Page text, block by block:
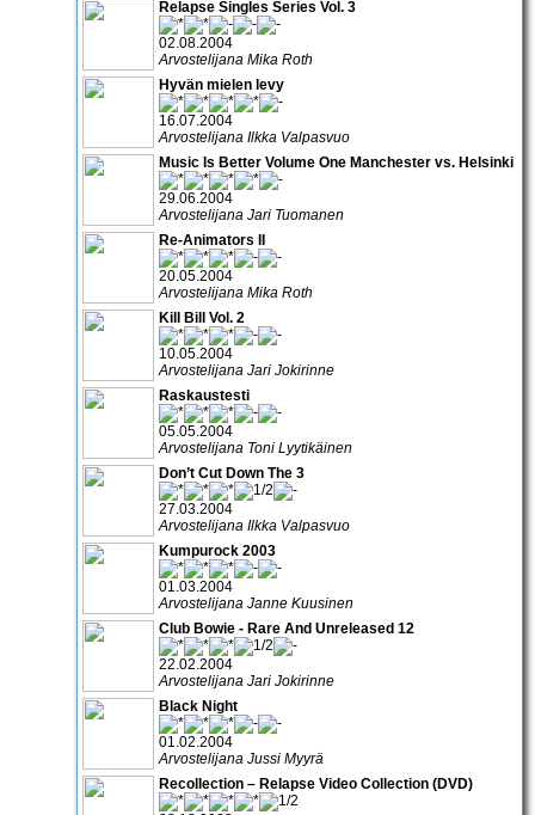
Relapse Singles Series Vol. 3
02.08.2004
Arvostelijana Mika Roth
Hyvän mielen levy
16.07.2004
Arvostelijana Ilkka Valpasvuo
Music Is Better Volume One Manchester vs. Helsinki
29.06.2004
Arvostelijana Jari Tuomanen
Re-Animators II
20.05.2004
Arvostelijana Mika Roth
Kill Bill Vol. 2
10.05.2004
Arvostelijana Jari Jokirinne
Raskaustesti
05.05.2004
Arvostelijana Toni Lyytikäinen
Don’t Cut Down The 3
27.03.2004
Arvostelijana Ilkka Valpasvuo
Kumpurock 2003
01.03.2004
Arvostelijana Janne Kuusinen
Club Bowie - Rare And Unreleased 12
22.02.2004
Arvostelijana Jari Jokirinne
Black Night
01.02.2004
Arvostelijana Jussi Myyrä
Recollection – Relapse Video Collection (DVD)